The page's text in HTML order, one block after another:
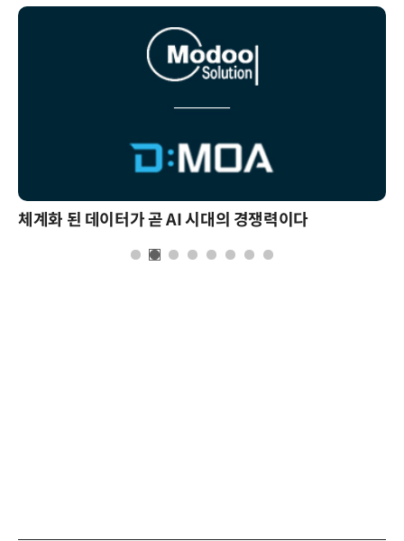
체계화 된 데이터가 곧 AI 시대의 경쟁력이다